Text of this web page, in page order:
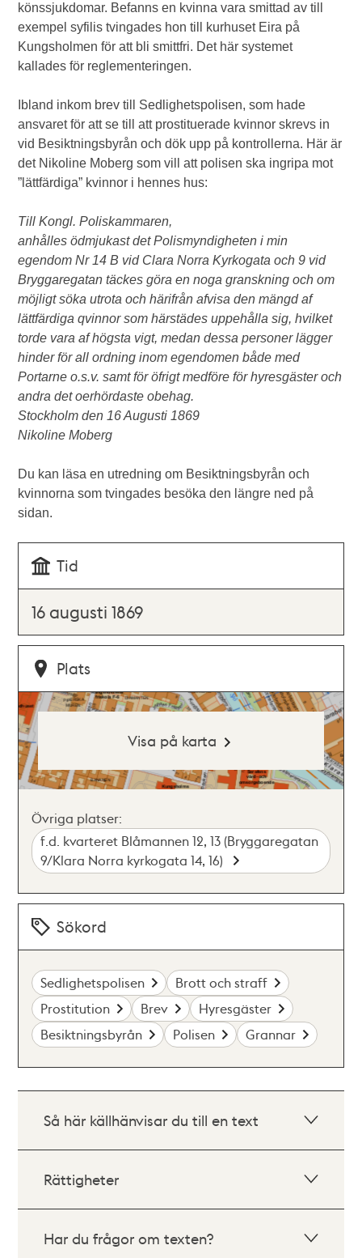
könssjukdomar. Befanns en kvinna vara smittad av till
exempel syfilis tvingades hon till kurhuset Eira på
Kungsholmen för att bli smittfri. Det här systemet
kallades för reglementeringen.
Ibland inkom brev till Sedlighetspolisen, som hade
ansvaret för att se till att prostituerade kvinnor skrevs in
vid Besiktningsbyrån och dök upp på kontrollerna. Här är
det Nikoline Moberg som vill att polisen ska ingripa mot
”lättfärdiga” kvinnor i hennes hus:
Till Kongl. Poliskammaren,
anhålles ödmjukast det Polismyndigheten i min
egendom Nr 14 B vid Clara Norra Kyrkogata och 9 vid
Bryggaregatan täckes göra en noga granskning och om
möjligt söka utrota och härifrån afvisa den mängd af
lättfärdiga qvinnor som härstädes uppehålla sig, hvilket
torde vara af högsta vigt, medan dessa personer lägger
hinder för all ordning inom egendomen både med
Portarne o.s.v. samt för öfrigt medföre för hyresgäster och
andra det oerhördaste obehag.
Stockholm den 16 Augusti 1869
Nikoline Moberg
Du kan läsa en utredning om Besiktningsbyrån och
kvinnorna som tvingades besöka den längre ned på
sidan.
Tid
16 augusti 1869
Plats
Visa på karta
Övriga platser:
f.d. kvarteret Blåmannen 12, 13 (Bryggaregatan
9/Klara Norra kyrkogata 14, 16)
Sökord
Sedlighetspolisen
Brott och straff
Prostitution
Brev
Hyresgäster
Besiktningsbyrån
Polisen Grannar
Så här källhänvisar du till en text
Rättigheter
Har du frågor om texten?